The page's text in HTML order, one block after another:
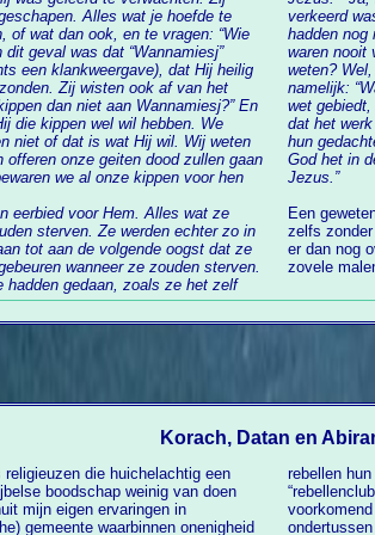
Alles wat je hoefde te
klankweergave), dat Hij heilig
Zij wisten ook af van het
We
niet of dat is wat Hij wil. Wij weten
eerbied voor Hem. Alles wat ze
de volgende oogst dat ze
wanneer ze zouden sterven.
verkeerd was
hadden nog
waren nooit vertrouwd gemaakt met de tien
weten? Wel, u
namelijk:
wet gebiedt, dan zijn dezen, ofschoon zonder wet, zichzelf tot wet; immers, zij tonen,
dat het werk der wet
hun
God het in
Jezus.”
Een
zelfs zonder dat zij ooit een
er dan nog
zovele
Korach, Datan en
religieuzen die huichelachtig een
boodschap weinig van doen
mijn eigen ervaringen in
gemeente waarbinnen onenigheid
en begonnen hun eigen
Overigens een veel
gemeente onderging
van rebellie nieuwe “Korachs,